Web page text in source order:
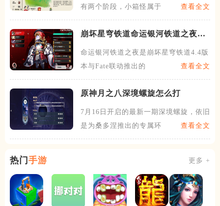
有两个阶段，小箱怪属于初始 查看全文
崩坏星穹铁道命运银河铁道之夜怎
命运银河铁道之夜是崩坏星穹铁道4.4版
本与Fate联动推出的
查看全文
原神月之八深境螺旋怎么打
7月16日开启的最新一期深境螺旋，依旧
是为桑多涅推出的专属环
查看全文
热门 手游 更多 +